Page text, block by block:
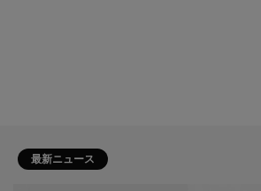
最新ニュース